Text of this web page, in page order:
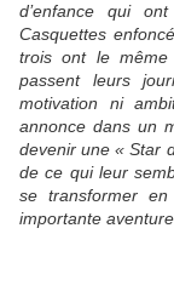
d’enfance qui
Casquettes
trois ont le même
passent leurs
motivation ni
annonce dans un
devenir une « Star
de ce qui leur
se transformer
importante